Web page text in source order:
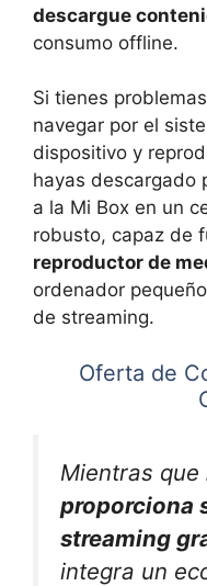
descargue
consumo offline.
Si tienes
navegar por el
dispositivo y
hayas descargado
a la Mi Box en un
robusto, capaz de
reproductor de
ordenador
de streaming.
Oferta de
Mientras que
proporciona
streaming
integra un